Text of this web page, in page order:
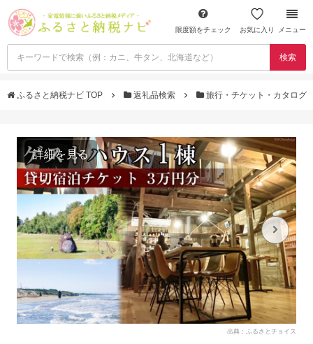
限度額をチェック お気に入り メニュー
検索
ふるさと納税ナビ TOP 返礼品検索 旅行・チケット・カタログ
詳細を見る
出典：ふるさとチョイス